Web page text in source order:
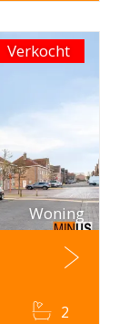
Verkocht
Woning
2